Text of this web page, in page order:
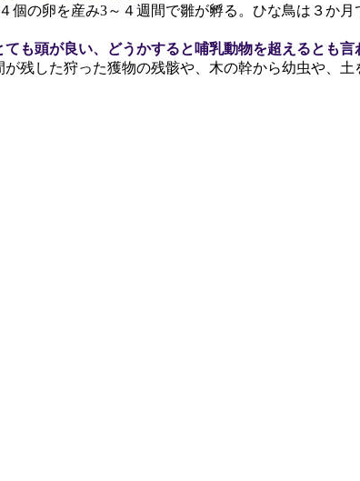
個の卵を産み3～４週間で雛が孵る。ひな鳥は３か
も頭が良い、どうかすると哺乳動物を超えるとも
残した狩った獲物の残骸や、木の幹から幼虫や、土